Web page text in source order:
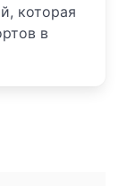
которая
в